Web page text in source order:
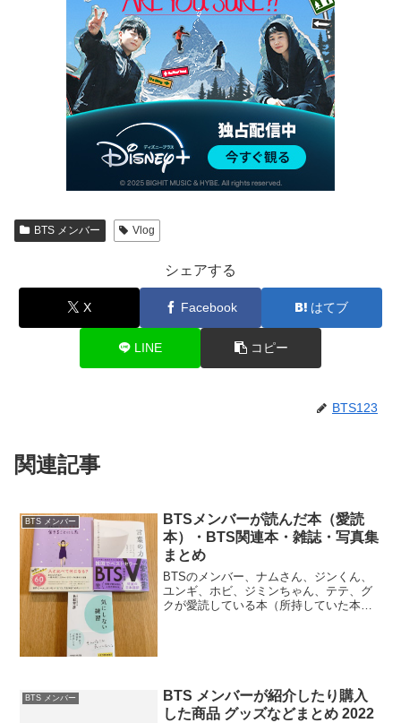
BTS メンバー Vlog
シェアする
X Facebook はてブ
LINE コピー
BTS123
関連記事
BTS メンバー
BTSメンバーが読んだ本（愛読
本）・BTS関連本・雑誌・写真集
まとめ
BTSのメンバー、ナムさん、ジンくん、
ユンギ、ホビ、ジミンちゃん、テテ、グ
クが愛読している本（所持していた本）
BTS メンバー
BTS メンバーが紹介したり購入
した商品 グッズなどまとめ 2022